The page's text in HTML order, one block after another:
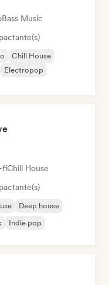
Bass Music
Chill House
Electropop
fiChill House
Deep house
Indie pop